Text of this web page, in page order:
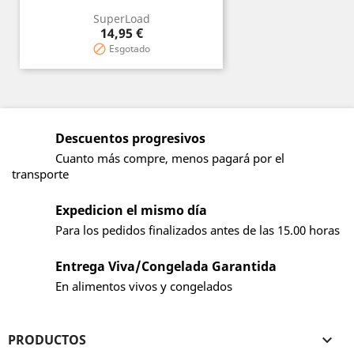
SuperLoad
Precio
14,95 €
 Esgotado
Descuentos progresivos
Cuanto más compre, menos pagará por el
transporte
Expedicion el mismo día
Para los pedidos finalizados antes de las 15.00 horas
Entrega Viva/Congelada Garantida
En alimentos vivos y congelados
PRODUCTOS 